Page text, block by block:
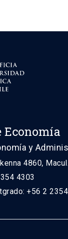
y
4860,
4303
+56 2